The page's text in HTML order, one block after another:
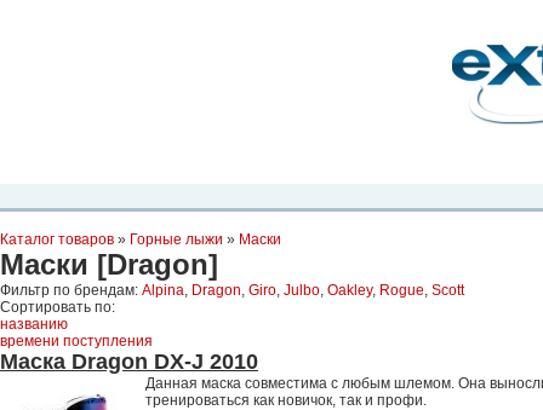
Каталог товаров » Горные лыжи » Маски
Маски [Dragon]
Фильтр по брендам: Alpina, Dragon, Giro, Julbo, Oakley, Rogue, Scott
Сортировать по:
названию
времени поступления
Маска Dragon DX-J 2010
Данная маска совместима с любым шлемом. Она
тренироваться как новичок, так и профи.